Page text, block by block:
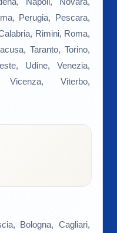
Perugia, Pescara,
Rimini, Roma,
Taranto, Torino,
Udine, Venezia,
Viterbo,
Bologna, Cagliari,